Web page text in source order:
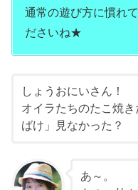
通常の遊び方に慣れ
ださいね★
しょうおにいさん！
オイラたちのたこ焼
ばけ」見なかった？
あ～。